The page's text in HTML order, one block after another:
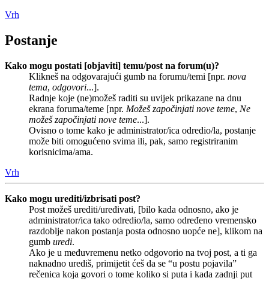
Vrh
Postanje
Kako mogu postati [objaviti] temu/post na forum(u)?
Klikneš na odgovarajući gumb na forumu/temi [npr. nova
tema, odgovori...].
Radnje koje (ne)možeš raditi su uvijek prikazane na dnu
ekrana foruma/teme [npr. Možeš započinjati nove teme, Ne
možeš započinjati nove teme...].
Ovisno o tome kako je administrator/ica odredio/la, postanje
može biti omogućeno svima ili, pak, samo registriranim
korisnicima/ama.
Vrh
Kako mogu urediti/izbrisati post?
Post možeš urediti/uređivati, [bilo kada odnosno, ako je
administrator/ica tako odredio/la, samo određeno vremensko
razdoblje nakon postanja posta odnosno uopće ne], klikom na
gumb uredi.
Ako je u međuvremenu netko odgovorio na tvoj post, a ti ga
naknadno urediš, primijetit ćeš da se “u postu pojavila”
rečenica koja govori o tome koliko si puta i kada zadnji put